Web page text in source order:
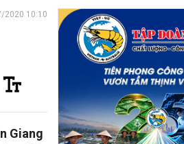
2020 10:10
Giang